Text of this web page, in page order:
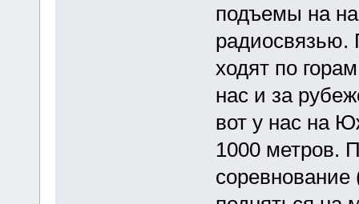
подъемы на
радиосвязью.
ходят по
нас и за
вот у нас на
1000 метров.
соревнование